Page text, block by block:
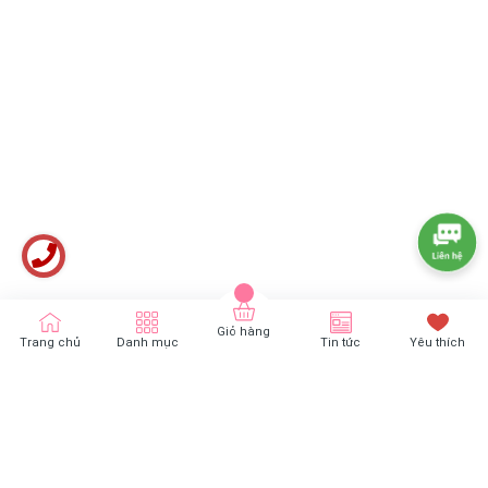
Trang chủ Danh mục
Giỏ hàng
Tin tức Yêu thích